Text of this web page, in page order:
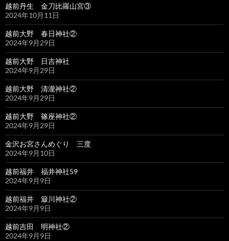
越前丹生 金刀比羅山宮③
2024年10月11日
越前大野 春日神社②
2024年9月29日
越前大野 日吉神社
2024年9月29日
越前大野 清瀧神社②
2024年9月29日
越前大野 篠座神社②
2024年9月29日
金沢お宮さんめぐり 三度
2024年9月10日
越前福井 福井神社59
2024年9月9日
越前福井 簸川神社②
2024年9月9日
越前吉田 明神社②
2024年9月9日